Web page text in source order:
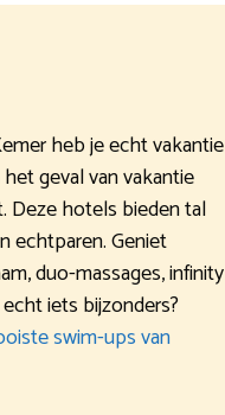
heb je echt vakantie
geval van vakantie
Deze hotels bieden tal
echtparen. Geniet
duo-massages, infinity
iets bijzonders?
swim-ups van